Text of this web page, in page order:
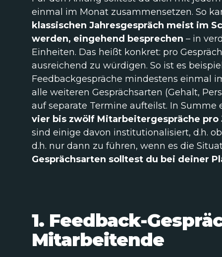
einmal im Monat zusammensetzen. So
klassischen Jahresgespräch meist im
werden, eingehend besprechen – in
Einheiten. Das heißt konkret: pro
ausreichend zu würdigen. So ist es
Feedbackgespräche mindestens einmal
alle weiteren Gesprächsarten (Gehalt,
auf separate Termine aufteilst. In Summe
vier bis zwölf Mitarbeitergespräche pro
sind einige davon institutionalisiert, d.h.
d.h. nur dann zu führen, wenn es die
Gesprächsarten solltest du bei deiner
1. Feedback-
Mitarbeitende